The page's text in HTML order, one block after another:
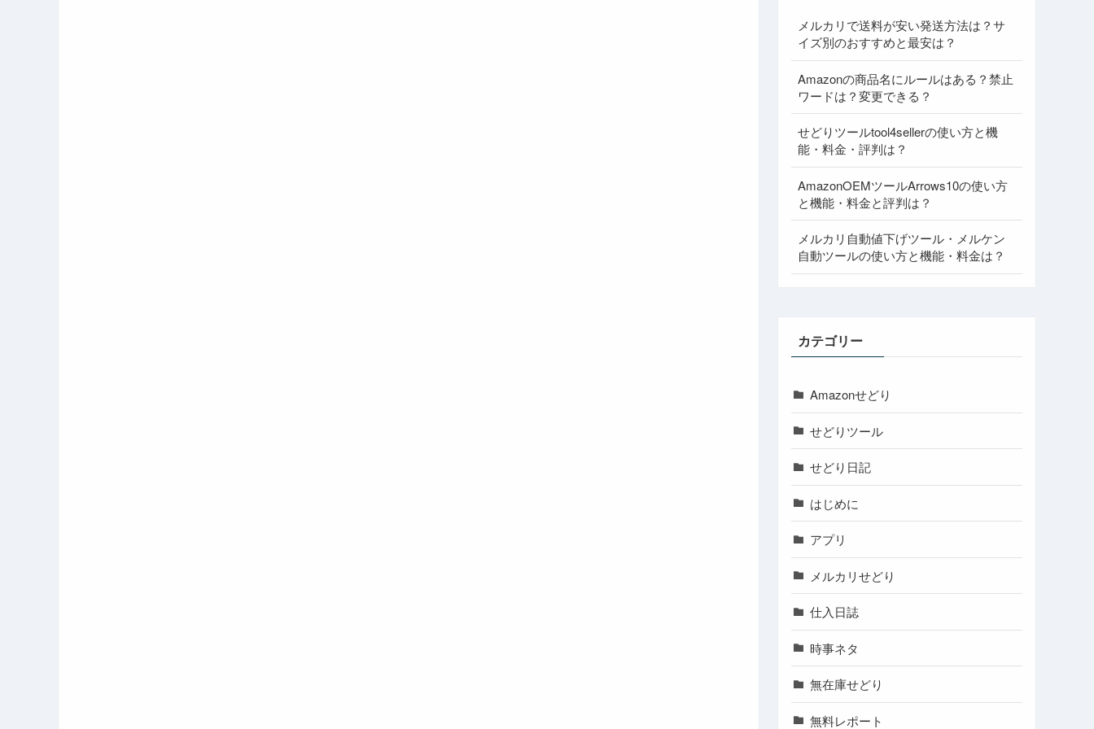
メルカリで送料が安い発送方法は？サ
イズ別のおすすめと最安は？
Amazonの商品名にルールはある？禁止
ワードは？変更できる？
せどりツールtool4sellerの使い方と機
能・料金・評判は？
AmazonOEMツールArrows10の使い方
と機能・料金と評判は？
メルカリ自動値下げツール・メルケン
自動ツールの使い方と機能・料金は？
カテゴリー
Amazonせどり
せどりツール
せどり日記
はじめに
アプリ
メルカリせどり
仕入日誌
時事ネタ
無在庫せどり
無料レポート